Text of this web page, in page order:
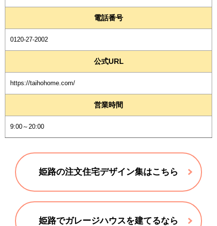
電話番号
0120-27-2002
公式URL
https://taihohome.com/
営業時間
9:00～20:00
姫路の注文住宅デザイン集はこちら
姫路でガレージハウスを建てるなら